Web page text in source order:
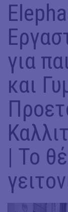
για
και
| Το